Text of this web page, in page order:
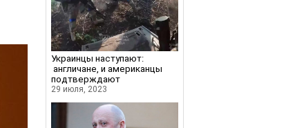
Украинцы наступают:
англичане, и американцы
подтверждают
29 июля, 2023